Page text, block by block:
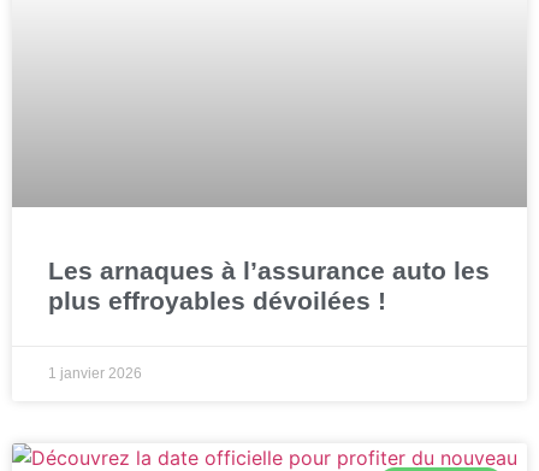
Les arnaques à l’assurance auto les
plus effroyables dévoilées !
1 janvier 2026